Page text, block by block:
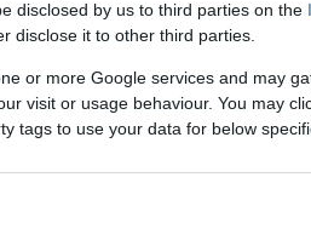
disclosed by us to third parties on the
disclose it to other third parties.
or more Google services and may
visit or usage behaviour. You may
tags to use your data for below